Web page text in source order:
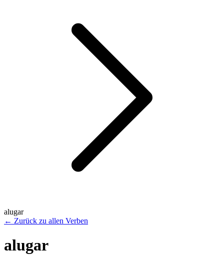
alugar
← Zurück zu allen Verben
alugar